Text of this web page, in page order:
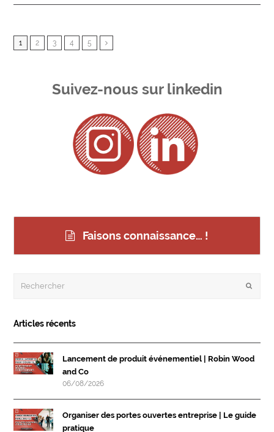
1 2 3 4 5 Suivant
Suivez-nous sur linkedin
Faisons connaissance… !
Articles récents
Lancement de produit événementiel | Robin Wood
and Co
06/08/2026
Organiser des portes ouvertes entreprise | Le guide
pratique